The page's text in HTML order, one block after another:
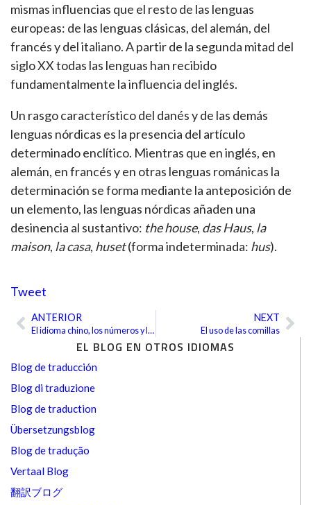
EL BLOG EN OTROS IDIOMAS
Blog de traducción
Blog di traduzione
Blog de traduction
Übersetzungsblog
Blog de tradução
Vertaal Blog
翻訳ブログ
mismas influencias que el resto de las lenguas
europeas: de las lenguas clásicas, del alemán, del
francés y del italiano. A partir de la segunda mitad del
siglo XX todas las lenguas han recibido
fundamentalmente la influencia del inglés.
Un rasgo característico del danés y de las demás
lenguas nórdicas es la presencia del artículo
determinado enclítico. Mientras que en inglés, en
alemán, en francés y en otras lenguas románicas la
determinación se forma mediante la anteposición de
un elemento, las lenguas nórdicas añaden una
desinencia al sustantivo: the house, das Haus, la
maison, la casa, huset(forma indeterminada: hus).
Tweet
AntANTERIOR
El idioma chino, los números y la capacidad para las matemáticas
NEXT
El uso de las comillas